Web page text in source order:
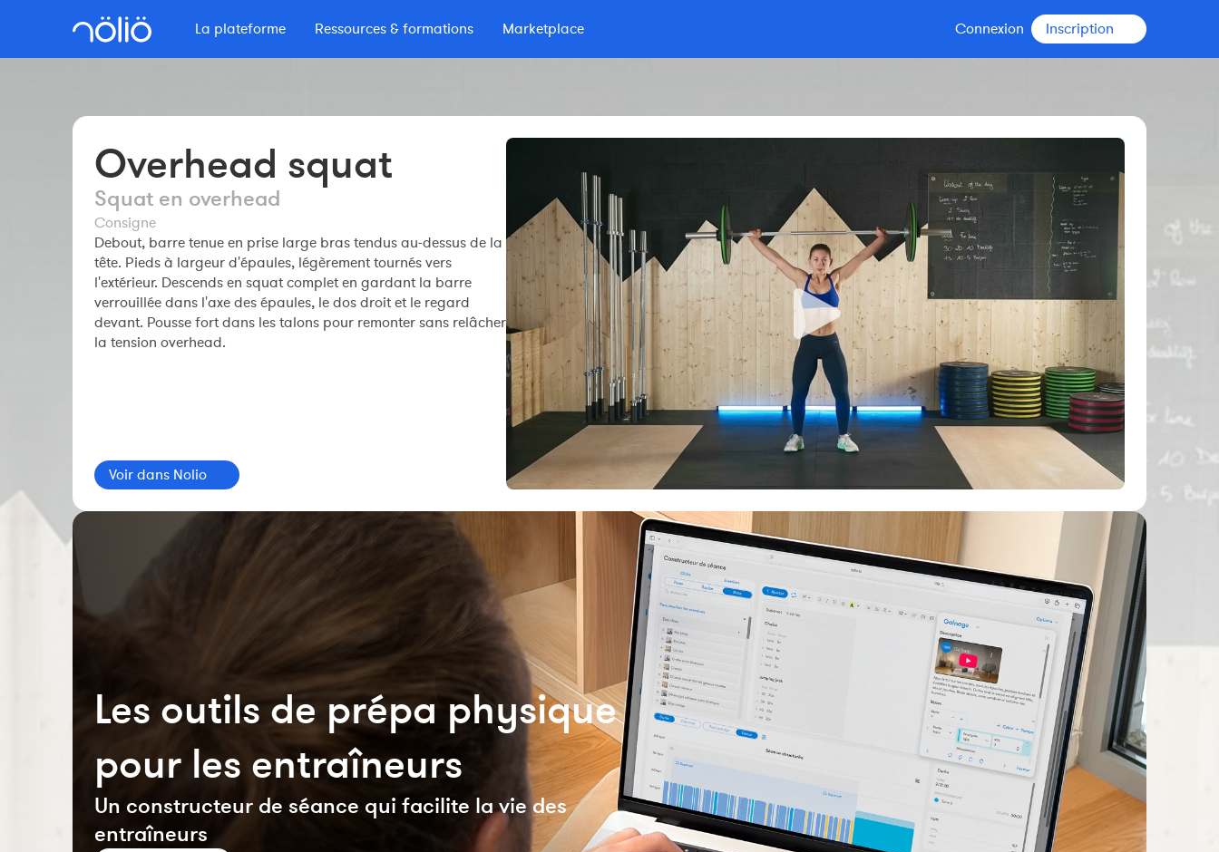
La plateforme Ressources & formations Marketplace Connexion Inscription
Clubs
Sportifs
Fonctionnalités
Constructeur de séances
Sportif Premium
FAQ
Formation professionnelle
Masterclass
Maîtriser Nolio
Webinaires
Comprendre son entraînement
Podcast Secrets d'Endurance
Autres ressources
FAQ
Overhead squat
Squat en overhead
Consigne
Debout, barre tenue en prise large bras tendus au-dessus de la
tête. Pieds à largeur d'épaules, légèrement tournés vers
l'extérieur. Descends en squat complet en gardant la barre
verrouillée dans l'axe des épaules, le dos droit et le regard
devant. Pousse fort dans les talons pour remonter sans relâcher
la tension overhead.
Voir dans Nolio
Les outils de prépa physique
pour les entraîneurs
Un constructeur de séance qui facilite la vie des
entraîneurs